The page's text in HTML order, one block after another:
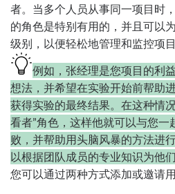
者。当多个人员从事同一项目时
的角色是特别有用的，并且可以
级别，以便轻松地管理和监控项目
例如，张经理是您项目的利
想法，并希望在实验开始前帮助
获得实验的最终结果。在这种情
看者”角色，这样他就可以与您一
败，并帮助用头脑风暴的方法进
以根据团队成员的专业知识为他
您可以通过两种方式添加或邀请